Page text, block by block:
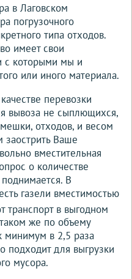
в Лаговском
погрузочного
типа отходов.
имеет свои
с которыми мы и
или иного материала.
перевозки
вывоза не сыплющихся,
отходов, и весом
заострить Ваше
вместительная
о количестве
В
газели вместимостью
транспорт в выгодном
же по объему
минимум в 2,5 раза
подходит для выгрузки
мусора.